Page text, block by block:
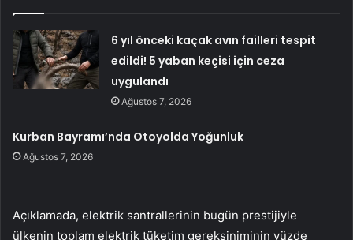
6 yıl önceki kaçak avın failleri tespit
edildi! 5 yaban keçisi için ceza
uygulandı
Ağustos 7, 2026
Kurban Bayramı’nda Otoyolda Yoğunluk
Ağustos 7, 2026
Açıklamada, elektrik santrallerinin bugün prestijiyle
ülkenin toplam elektrik tüketim gereksiniminin yüzde